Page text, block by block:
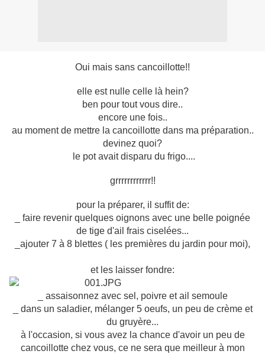
Oui mais sans cancoillotte!!
elle est nulle celle là hein?
ben pour tout vous dire..
encore une fois..
au moment de mettre la cancoillotte dans ma préparation..
devinez quoi?
le pot avait disparu du frigo....
grrrrrrrrrrrr!!
pour la préparer, il suffit de:
_ faire revenir quelques oignons avec une belle poignée
de tige d'ail frais ciselées...
_ajouter 7 à 8 blettes ( les premières du jardin pour moi),
et les laisser fondre:
_ assaisonnez avec sel, poivre et ail semoule
_ dans un saladier, mélanger 5 oeufs, un peu de crème et
du gruyère...
à l'occasion, si vous avez la chance d'avoir un peu de
cancoillotte chez vous, ce ne sera que meilleur à mon